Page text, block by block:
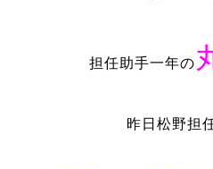
担任助手一年の
昨日松野担